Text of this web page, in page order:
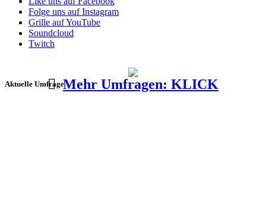
Folge uns auf Instagram
Grille auf YouTube
Soundcloud
Twitch
Aktuelle UmfrageMehr Umfragen: KLICK